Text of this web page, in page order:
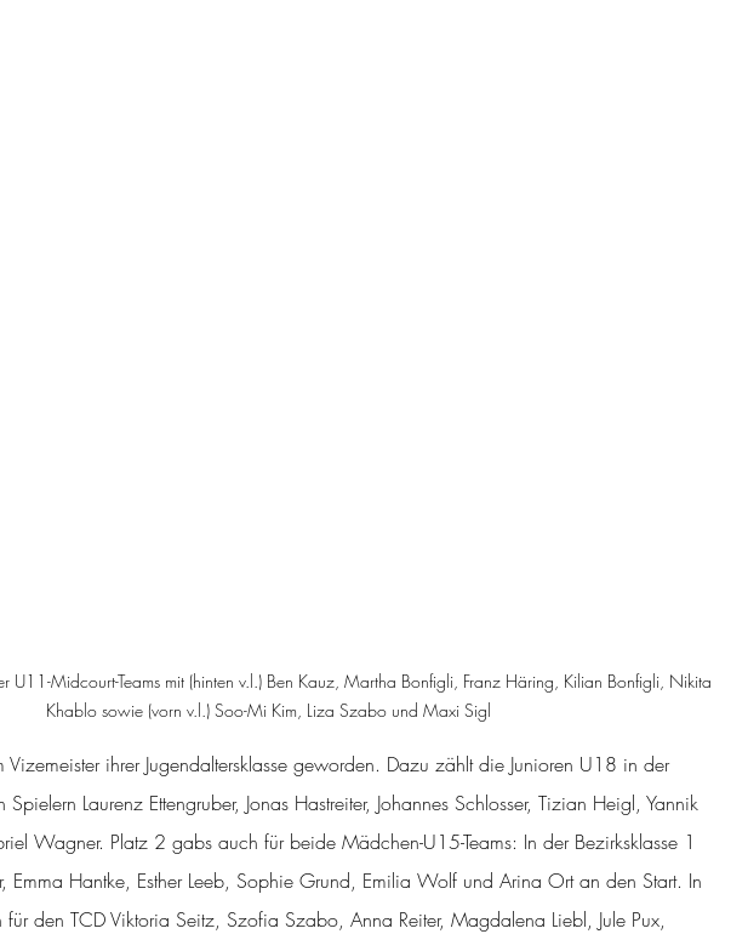
U11-Midcourt-Teams mit (hinten v.l.) Ben Kauz, Martha Bonfigli, Franz Häring, Kilian Bonfigli, Nikita
Khablo sowie (vorn v.l.) Soo-Mi Kim, Liza Szabo und Maxi Sigl
Vizemeister ihrer Jugendaltersklasse geworden. Dazu zählt die Junioren U18 in der
Laurenz Ettengruber, Jonas Hastreiter, Johannes Schlosser, Tizian Heigl, Yannik
Wagner. Platz 2 gabs auch für beide Mädchen-U15-Teams: In der Bezirksklasse 1
Emma Hantke, Esther Leeb, Sophie Grund, Emilia Wolf und Arina Ort an den Start. In
für den TCD Viktoria Seitz, Szofia Szabo, Anna Reiter, Magdalena Liebl, Jule Pux,